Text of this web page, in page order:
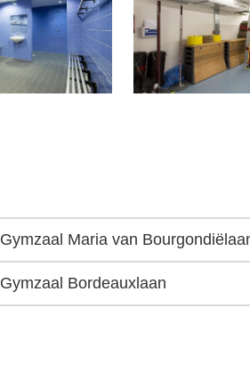
Gymzaal Maria van
Gymzaal Bordeauxlaan